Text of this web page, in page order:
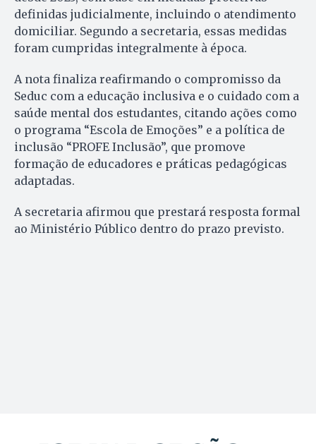
definidas judicialmente, incluindo o atendimento
domiciliar. Segundo a secretaria, essas medidas
foram cumpridas integralmente à época.
A nota finaliza reafirmando o compromisso da
Seduc com a educação inclusiva e o cuidado com a
saúde mental dos estudantes, citando ações como
o programa “Escola de Emoções” e a política de
inclusão “PROFE Inclusão”, que promove
formação de educadores e práticas pedagógicas
adaptadas.
A secretaria afirmou que prestará resposta formal
ao Ministério Público dentro do prazo previsto.